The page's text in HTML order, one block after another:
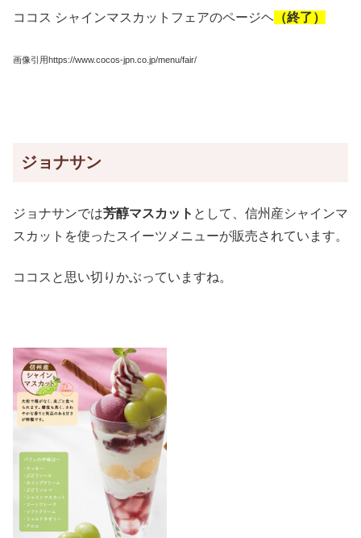
ココス シャインマスカットフェアのページヘ （終了）
画像引用https://www.cocos-jpn.co.jp/menu/fair/
ジョナサン
ジョナサンでは芳醇マスカット として、信州産シャインマ
スカットを使ったスイーツメニューが販売されています。
ココスと思い切りかぶっていますね。